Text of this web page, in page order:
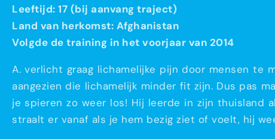
Leeftijd: 17 (bij aanvang traject)
Land van herkomst: Afghanistan
Volgde de training in het voorjaar van 2014
A. verlicht graag lichamelijke pijn door mensen te
aangezien die lichamelijk minder fit zijn. Dus pas
je spieren zo weer los! Hij leerde in zijn thuisland
straalt er vanaf als je hem bezig ziet of voelt, hij